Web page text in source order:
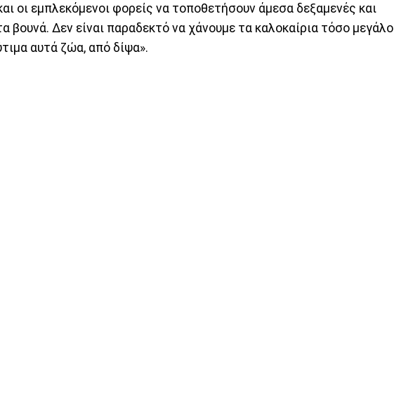
οι εμπλεκόμενοι φορείς να τοποθετήσουν άμεσα δεξαμενές και
βουνά. Δεν είναι παραδεκτό να χάνουμε τα καλοκαίρια τόσο μεγάλο
αυτά ζώα, από δίψα».